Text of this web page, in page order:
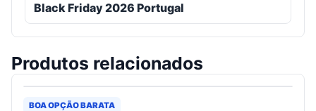
Black Friday 2026 Portugal
Produtos relacionados
BOA OPÇÃO BARATA